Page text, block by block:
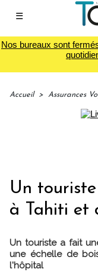
☰
Nos bureaux sont
Accueil > Assurances
Un
à Tahiti et
Un touriste a fait
une échelle de
l'hôpital